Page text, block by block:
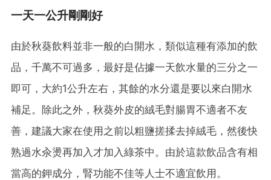
一天一公升剛剛好
由於秋葵飲料並非一般的白開水，類似這種有添加的飲
品，千萬不可過多，最好是佔據一天飲水量的三分之一
即可，大約1公升左右，其餘的水分還是要以來白開水
補足。除此之外，秋葵外皮的絨毛對腸胃不適者不友
善，建議大家在使用之前以粗鹽搓揉去掉絨毛，然後快
熟過水汆燙再加入才加入綠茶中。由於這款飲品含有相
當高的鉀成分，腎功能不佳等人士不適宜飲用。